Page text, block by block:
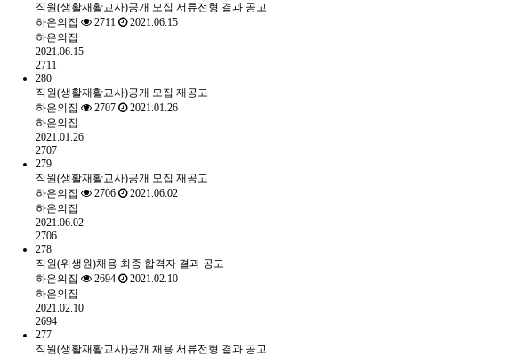
직원(생활재활교사)공개 모집 서류전형 결과 공고
하은의집
2711
2021.06.15
하은의집
2021.06.15
2711
280
직원(생활재활교사)공개 모집 재공고
하은의집
2707
2021.01.26
하은의집
2021.01.26
2707
279
직원(생활재활교사)공개 모집 재공고
하은의집
2706
2021.06.02
하은의집
2021.06.02
2706
278
직원(위생원)채용 최종 합격자 결과 공고
하은의집
2694
2021.02.10
하은의집
2021.02.10
2694
277
직원(생활재활교사)공개 채용 서류전형 결과 공고